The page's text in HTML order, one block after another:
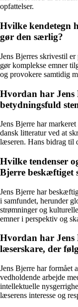
opfattelser.
Hvilke kendetegn
gør den særlig?
Jens Bjerres skrivestil
gør komplekse emner
og provokere samtidig
Hvordan har Jens
betydningsfuld
Jens Bjerre har
dansk litteratur ved at
læseren. Hans bidrag til
Hvilke tendenser
Bjerre beskæftiget
Jens Bjerre har
i samfundet, herunder
strømninger og
emner i perspektiv og
Hvordan har Jens
læserskare, der
Jens Bjerre har formået
vedholdende arbejde
intellektuelle
læserens interesse og